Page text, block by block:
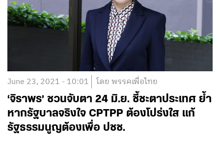
June 23, 2021 - 10:01 โดย พรรคเพื่อไทย
‘จิราพร’ ชวนจับตา 24 มิ.ย. ชี้ชะตาประเทศ ย้ำ
หากรัฐบาลจริงใจ CPTPP ต้องโปร่งใส แก้
รัฐธรรมนูญต้องเพื่อ ปชช.